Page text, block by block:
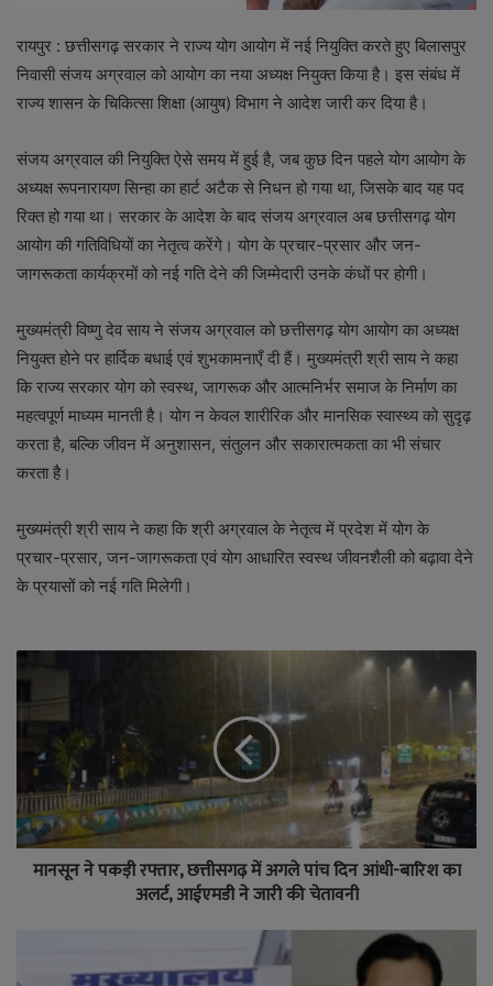
रायपुर : छत्तीसगढ़ सरकार ने राज्य योग आयोग में नई नियुक्ति करते हुए बिलासपुर
निवासी संजय अग्रवाल को आयोग का नया अध्यक्ष नियुक्त किया है। इस संबंध में
राज्य शासन के चिकित्सा शिक्षा (आयुष) विभाग ने आदेश जारी कर दिया है।
संजय अग्रवाल की नियुक्ति ऐसे समय में हुई है, जब कुछ दिन पहले योग आयोग के
अध्यक्ष रूपनारायण सिन्हा का हार्ट अटैक से निधन हो गया था, जिसके बाद यह पद
रिक्त हो गया था। सरकार के आदेश के बाद संजय अग्रवाल अब छत्तीसगढ़ योग
आयोग की गतिविधियों का नेतृत्व करेंगे। योग के प्रचार-प्रसार और जन-
जागरूकता कार्यक्रमों को नई गति देने की जिम्मेदारी उनके कंधों पर होगी।
मुख्यमंत्री विष्णु देव साय ने संजय अग्रवाल को छत्तीसगढ़ योग आयोग का अध्यक्ष
नियुक्त होने पर हार्दिक बधाई एवं शुभकामनाएँ दी हैं। मुख्यमंत्री श्री साय ने कहा
कि राज्य सरकार योग को स्वस्थ, जागरूक और आत्मनिर्भर समाज के निर्माण का
महत्वपूर्ण माध्यम मानती है। योग न केवल शारीरिक और मानसिक स्वास्थ्य को सुदृढ़
करता है, बल्कि जीवन में अनुशासन, संतुलन और सकारात्मकता का भी संचार
करता है।
मुख्यमंत्री श्री साय ने कहा कि श्री अग्रवाल के नेतृत्व में प्रदेश में योग के
प्रचार-प्रसार, जन-जागरूकता एवं योग आधारित स्वस्थ जीवनशैली को बढ़ावा देने
के प्रयासों को नई गति मिलेगी।
मानसून ने पकड़ी रफ्तार, छत्तीसगढ़ में अगले पांच दिन आंधी-बारिश का
अलर्ट, आईएमडी ने जारी की चेतावनी